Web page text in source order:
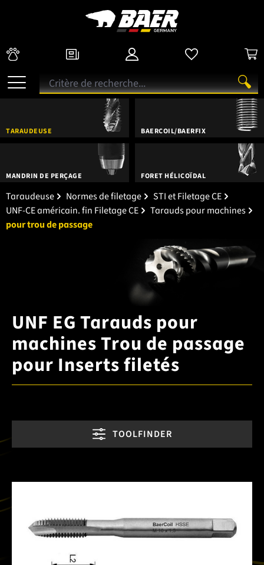
TARAUDEUSE BAERCOIL/BAERFIX
MANDRIN DE PERÇAGE FORET HÉLICOÏDAL
Taraudeuse Normes de filetage
STI et Filetage CE
UNF-CE américain. fin Filetage CE
Tarauds pour machines
pour trou de passage
UNF EG Tarauds pour
machines Trou de passage
pour Inserts filetés
TOOLFINDER